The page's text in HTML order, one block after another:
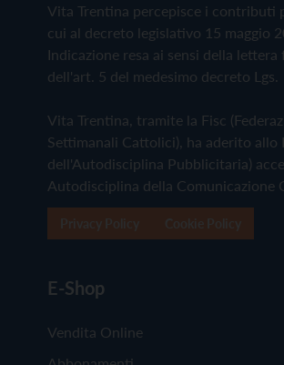
Vita Trentina percepisce i contributi
cui al decreto legislativo 15 maggio
Indicazione resa ai sensi della lettera
dell'art. 5 del medesimo decreto Lgs.
Vita Trentina, tramite la Fisc
Settimanali Cattolici), ha aderito allo
dell'Autodisciplina Pubblicitaria)
Autodisciplina della Comunicazione
E-Shop
Vendita Online